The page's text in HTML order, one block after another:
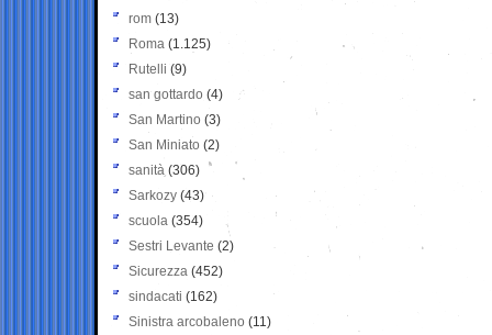
rom (13)
Roma (1.125)
Rutelli (9)
san gottardo (4)
San Martino (3)
San Miniato (2)
sanità (306)
Sarkozy (43)
scuola (354)
Sestri Levante (2)
Sicurezza (452)
sindacati (162)
Sinistra arcobaleno (11)